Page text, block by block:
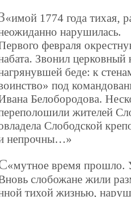
имой 1774 года тихая,
нарушилась.
февраля
Звонил церковный
беде: к
под
Белобородова.
жителей
Слободской
непрочны…
мутное время прошло.
слобожане жили
тихой жизнью,